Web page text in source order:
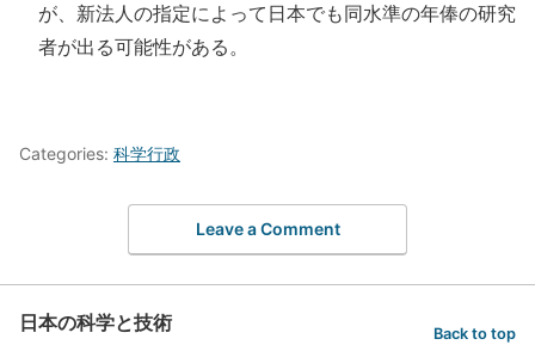
が、新法人の指定によって日本でも同水準の年俸の研究
者が出る可能性がある。
Categories: 科学行政
Leave a Comment
日本の科学と技術 Back to top